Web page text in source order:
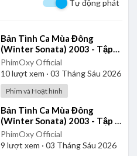
Tự động phát
⁣Bản Tình Ca Mùa Đông
(Winter Sonata) 2003 - Tập
16 | Lồng Tiếng
PhimOxy Official
10lượt xem · 03 Tháng Sáu 2026
Phim và Hoạt hình
⁣Bản Tình Ca Mùa Đông
(Winter Sonata) 2003 - Tập 6
| Lồng Tiếng
PhimOxy Official
9 lượt xem · 03 Tháng Sáu 2026